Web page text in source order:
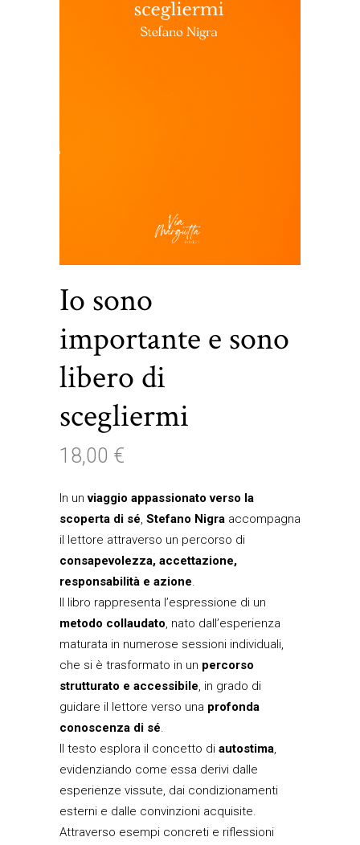
Io sono
importante e sono
libero di
scegliermi
18,00 €
In unviaggio appassionato verso la
scoperta di sé, Stefano Nigra accompagna
il lettore attraverso un percorso di
consapevolezza, accettazione,
responsabilità e azione.
Il libro rappresenta l’espressione di un
metodo collaudato, nato dall’esperienza
maturata in numerose sessioni individuali,
che si è trasformato in un percorso
strutturato e accessibile, in grado di
guidare il lettore verso una profonda
conoscenza di sé.
Il testo esplora il concetto di autostima,
evidenziando come essa derivi dalle
esperienze vissute, dai condizionamenti
esterni e dalle convinzioni acquisite.
Attraverso esempi concreti e riflessioni